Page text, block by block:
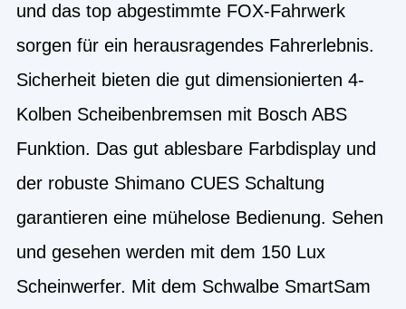
und das top abgestimmte FOX-Fahrwerk
sorgen für ein herausragendes Fahrerlebnis.
Sicherheit bieten die gut dimensionierten 4-
Kolben Scheibenbremsen mit Bosch ABS
Funktion. Das gut ablesbare Farbdisplay und
der robuste Shimano CUES Schaltung
garantieren eine mühelose Bedienung. Sehen
und gesehen werden mit dem 150 Lux
Scheinwerfer. Mit dem Schwalbe SmartSam